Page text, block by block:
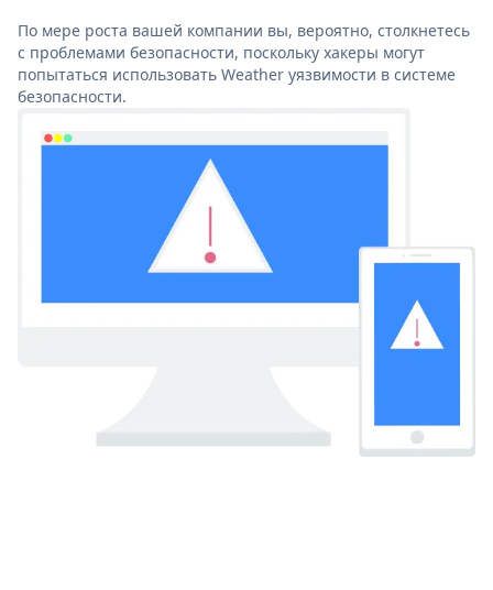
По мере роста вашей компании вы, вероятно, столкнетесь
с проблемами безопасности, поскольку хакеры могут
попытаться использовать Weather уязвимости в системе
безопасности.